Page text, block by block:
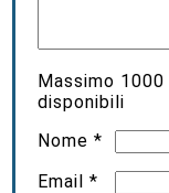
Massimo 1000
disponibili
Nome*
Email*